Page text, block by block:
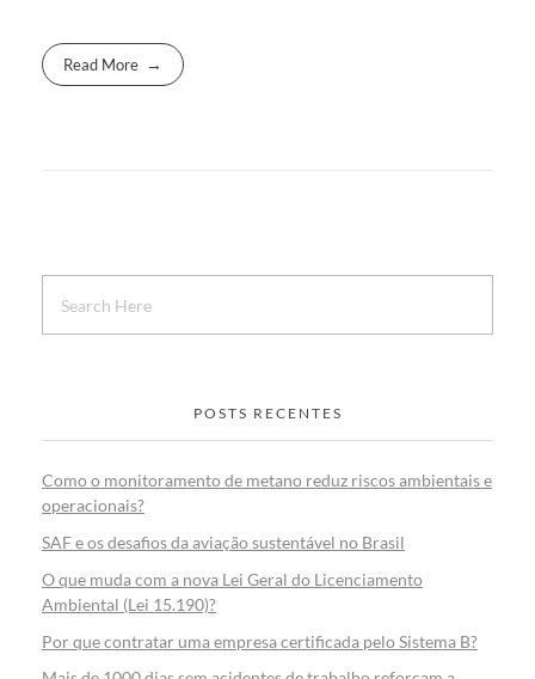
Read More
POSTS RECENTES
Como o monitoramento de metano reduz riscos ambientais e
operacionais?
SAF e os desafios da aviação sustentável no Brasil
O que muda com a nova Lei Geral do Licenciamento
Ambiental (Lei 15.190)?
Por que contratar uma empresa certificada pelo Sistema B?